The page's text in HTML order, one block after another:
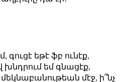
գուցէ եթէ ֆբ ունէք,
խնդրում եմ գնացէք,
մէջ, ի՞նչ